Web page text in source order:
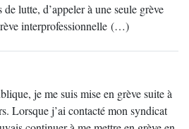
lutte, d’appeler à une seule grève
interprofessionnelle (…)
je me suis mise en grève suite à
Lorsque j’ai contacté mon syndicat